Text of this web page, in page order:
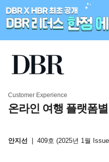
Customer Experience
온라인 여행 플랫폼
안지선 409호 (2025년 1월